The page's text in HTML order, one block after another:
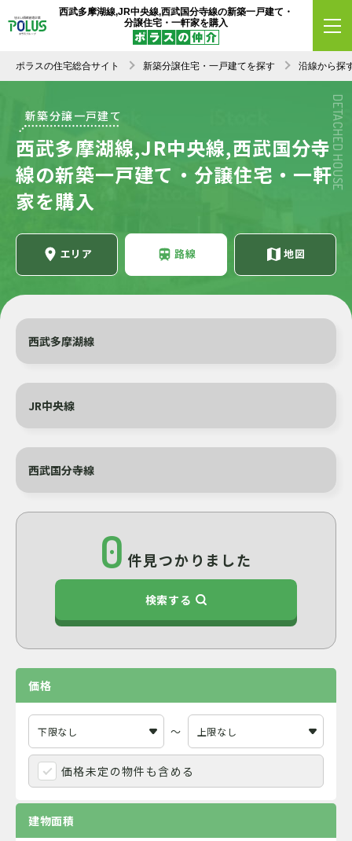
西武多摩湖線,JR中央線,西武国分寺線の新築一戸建て・
分譲住宅・一軒家を購入
ポラスの住宅総合サイト 新築分譲住宅・一戸建てを探す 沿線から探
DETACHED HOUSE
新築分譲一戸建て
西武多摩湖線,JR中央線,西武国分寺
線の新築一戸建て・分譲住宅・一軒
家を購入
エリア 路線 地図
西武多摩湖線
JR中央線
西武国分寺線
0 件見つかりました
検索する
価格
～
価格未定の物件も含める
建物面積